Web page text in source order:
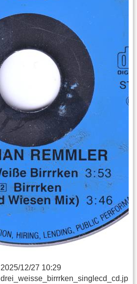
2025/12/27 10:29
drei_weisse_birrrken_singlecd_cd.jp